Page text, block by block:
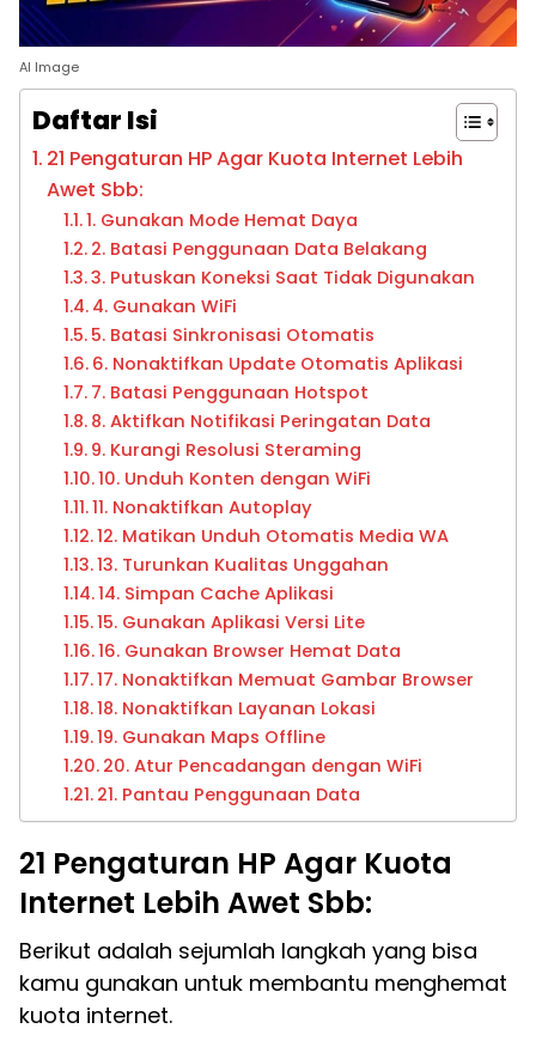
AI Image
Daftar Isi
21 Pengaturan HP Agar Kuota Internet Lebih
Awet Sbb:
1. Gunakan Mode Hemat Daya
2. Batasi Penggunaan Data Belakang
3. Putuskan Koneksi Saat Tidak Digunakan
4. Gunakan WiFi
5. Batasi Sinkronisasi Otomatis
6. Nonaktifkan Update Otomatis Aplikasi
7. Batasi Penggunaan Hotspot
8. Aktifkan Notifikasi Peringatan Data
9. Kurangi Resolusi Steraming
10. Unduh Konten dengan WiFi
11. Nonaktifkan Autoplay
12. Matikan Unduh Otomatis Media WA
13. Turunkan Kualitas Unggahan
14. Simpan Cache Aplikasi
15. Gunakan Aplikasi Versi Lite
16. Gunakan Browser Hemat Data
17. Nonaktifkan Memuat Gambar Browser
18. Nonaktifkan Layanan Lokasi
19. Gunakan Maps Offline
20. Atur Pencadangan dengan WiFi
21. Pantau Penggunaan Data
21 Pengaturan HP Agar Kuota
Internet Lebih Awet Sbb:
Berikut adalah sejumlah langkah yang bisa
kamu gunakan untuk membantu menghemat
kuota internet.